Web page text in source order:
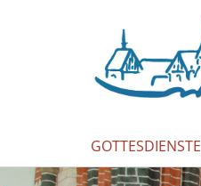
GOTTESDIENSTE